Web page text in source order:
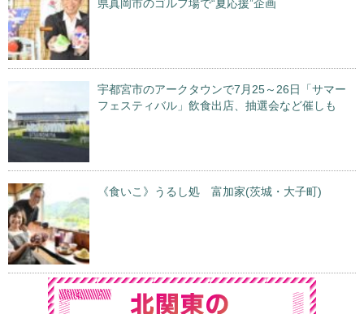
県真岡市のゴルフ場で“夏応援”企画
宇都宮市のアークタウンで7月25～26日「サマー
フェスティバル」飲食出店、抽選会など催しも
《食いこ》うるし処 富加家(茨城・大子町)